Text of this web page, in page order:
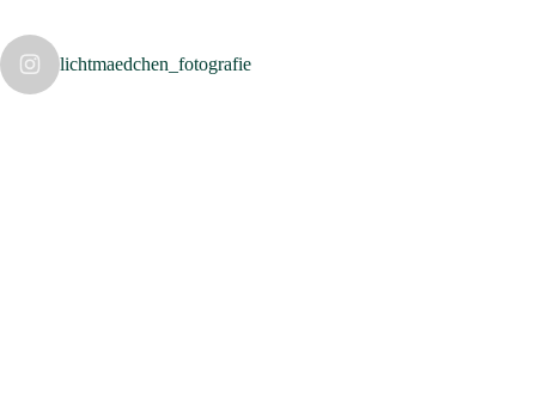
lichtmaedchen_fotografie